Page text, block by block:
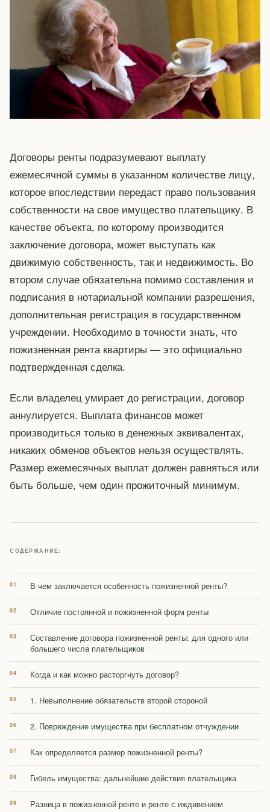
Договоры ренты подразумевают выплату
ежемесячной суммы в указанном количестве лицу,
которое впоследствии передаст право пользования
собственности на свое имущество плательщику. В
качестве объекта, по которому производится
заключение договора, может выступать как
движимую собственность, так и недвижимость. Во
втором случае обязательна помимо составления и
подписания в нотариальной компании разрешения,
дополнительная регистрация в государственном
учреждении. Необходимо в точности знать, что
пожизненная рента квартиры — это официально
подтвержденная сделка.
Если владелец умирает до регистрации, договор
аннулируется. Выплата финансов может
производиться только в денежных эквивалентах,
никаких обменов объектов нельзя осуществлять.
Размер ежемесячных выплат должен равняться или
быть больше, чем один прожиточный минимум.
СОДЕРЖАНИЕ:
В чем заключается особенность пожизненной ренты?
Отличие постоянной и пожизненной форм ренты
Составление договора пожизненной ренты: для одного или
большего числа плательщиков
Когда и как можно расторгнуть договор?
1. Невыполнение обязательств второй стороной
2. Повреждение имущества при бесплатном отчуждении
Как определяется размер пожизненной ренты?
Гибель имущества: дальнейшие действия плательщика
Разница в пожизненной ренте и ренте с иждивением